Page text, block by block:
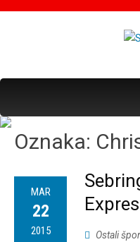
Oznaka:
MAR
22
2015 Ostali